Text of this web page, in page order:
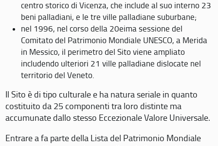
centro storico di Vicenza, che include al suo interno 23
beni palladiani, e le tre ville palladiane suburbane;
nel 1996, nel corso della 20eima sessione del
Comitato del Patrimonio Mondiale UNESCO, a Merida
in Messico, il perimetro del Sito viene ampliato
includendo ulteriori 21 ville palladiane dislocate nel
territorio del Veneto.
Il Sito è di tipo culturale e ha natura seriale in quanto
costituito da 25 componenti tra loro distinte ma
accumunate dallo stesso Eccezionale Valore Universale.
Entrare a fa parte della Lista del Patrimonio Mondiale